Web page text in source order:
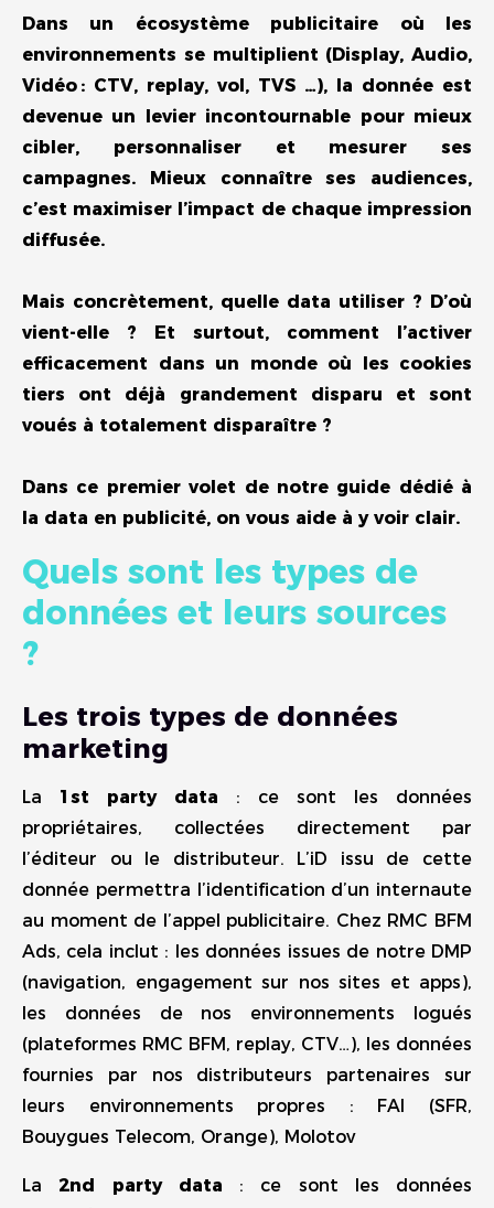
Dans un écosystème publicitaire où les
environnements se multiplient (Display, Audio,
Vidéo : CTV, replay, vol, TVS …), la donnée est
devenue un levier incontournable pour mieux
cibler, personnaliser et mesurer ses
campagnes. Mieux connaître ses audiences,
c’est maximiser l’impact de chaque impression
diffusée.
Mais concrètement, quelle data utiliser ? D’où
vient-elle ? Et surtout, comment l’activer
efficacement dans un monde où les cookies
tiers ont déjà grandement disparu et sont
voués à totalement disparaître ?
Dans ce premier volet de notre guide dédié à
la data en publicité, on vous aide à y voir clair.
Quels sont les types de
données et leurs sources
?
Les trois types de données
marketing
La 1st party data : ce sont les données
propriétaires, collectées directement par
l’éditeur ou le distributeur. L’iD issu de cette
donnée permettra l’identification d’un internaute
au moment de l’appel publicitaire. Chez RMC BFM
Ads, cela inclut : les données issues de notre DMP
(navigation, engagement sur nos sites et apps),
les données de nos environnements logués
(plateformes RMC BFM, replay, CTV…), les données
fournies par nos distributeurs partenaires sur
leurs environnements propres : FAI (SFR,
Bouygues Telecom, Orange), Molotov
La2nd party data : ce sont les données